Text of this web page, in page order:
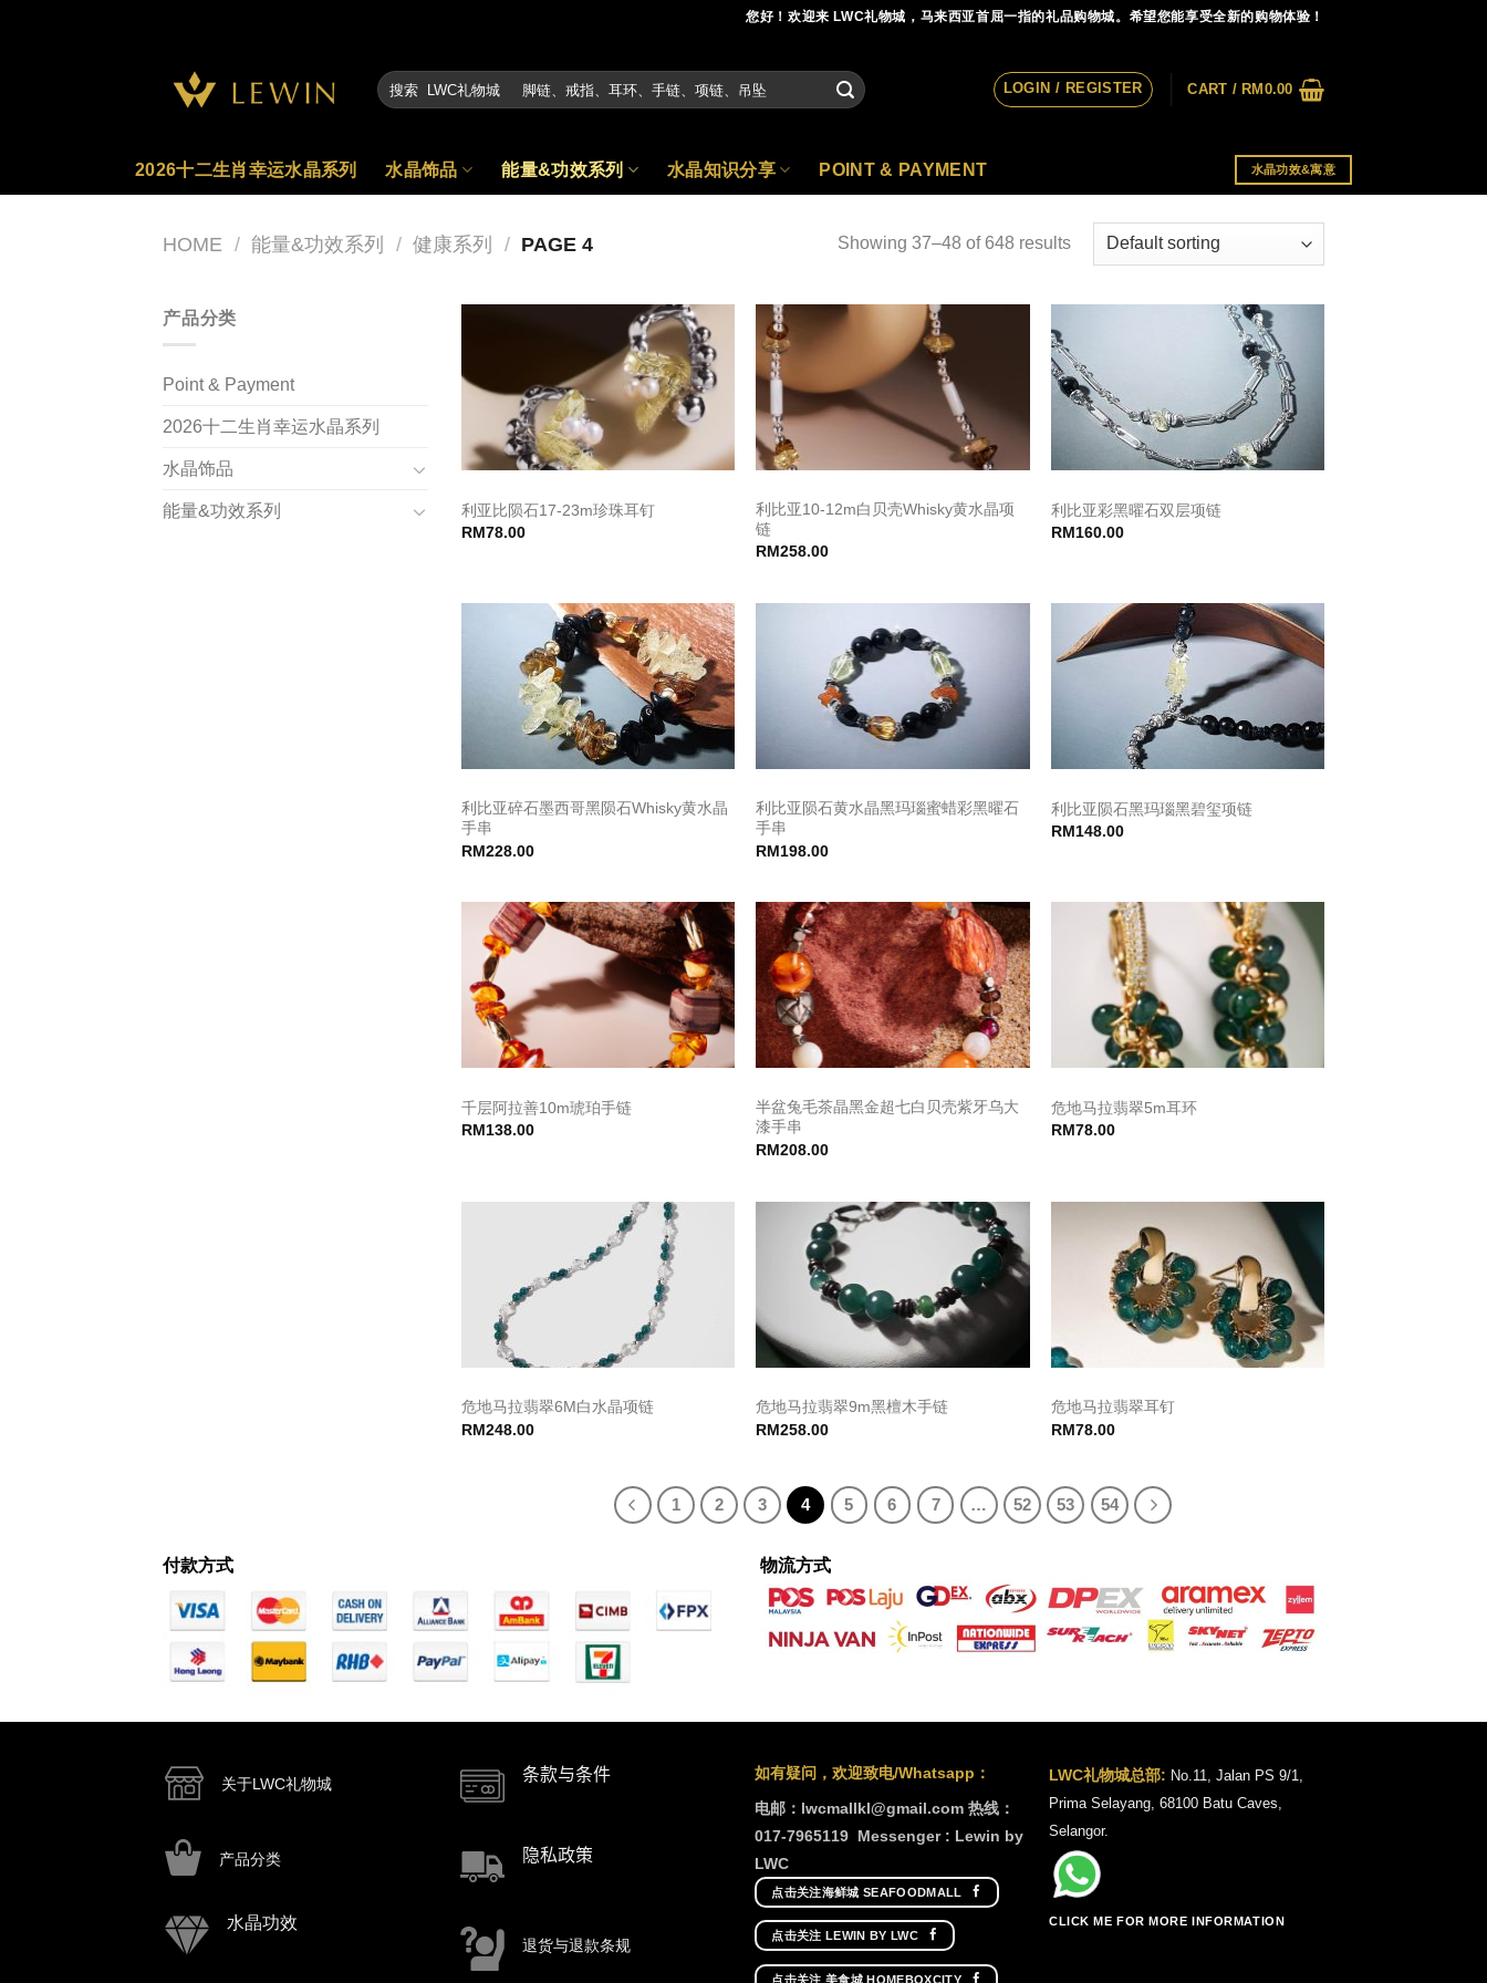
您好！欢迎来 LWC礼物城，马来西亚首屈一指的礼品购物城。希望您能享受全新的购物体验！
LOGIN / REGISTER CART / RM 0.00
2026十二生肖幸运水晶系列 水晶饰品 能量&功效系列 水晶知识分享 POINT & PAYMENT 水晶功效&寓意
HOME / 能量&功效系列 / 健康系列 / PAGE 4 Showing 37–48 of 648 results
产品分类
Point & Payment
2026十二生肖幸运水晶系列
水晶饰品
能量&功效系列
利亚比陨石17-23m珍珠耳钉
RM78.00
利比亚10-12m白贝壳Whisky黄水晶项
链
RM258.00
利比亚彩黑曜石双层项链
RM160.00
利比亚碎石墨西哥黑陨石Whisky黄水晶
手串
RM228.00
利比亚陨石黄水晶黑玛瑙蜜蜡彩黑曜石
手串
RM198.00
利比亚陨石黑玛瑙黑碧玺项链
RM148.00
千层阿拉善10m琥珀手链
RM138.00
半盆兔毛茶晶黑金超七白贝壳紫牙乌大
漆手串
RM208.00
危地马拉翡翠5m耳环
RM78.00
危地马拉翡翠6M白水晶项链
RM248.00
危地马拉翡翠9m黑檀木手链
RM258.00
危地马拉翡翠耳钉
RM78.00
1 2 3 4 5 6 7 … 52 53 54
付款方式 物流方式
关于LWC礼物城
产品分类
水晶功效
条款与条件
隐私政策
退货与退款条规
如有疑问，欢迎致电/Whatsapp：
电邮：lwcmallkl@gmail.com 热线：
017-7965119
Messenger : Lewin by
LWC
点击关注海鲜城 SEAFOODMALL
点击关注 LEWIN BY LWC
点击关注 美食城 HOMEBOXCITY
LWC礼物城总部: No.11, Jalan PS 9/1,
Prima Selayang, 68100 Batu Caves,
Selangor.
CLICK ME FOR MORE INFORMATION